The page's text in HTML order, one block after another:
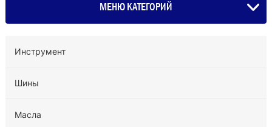
МЕНЮ КАТЕГОРИЙ
Инструмент
Шины
Масла